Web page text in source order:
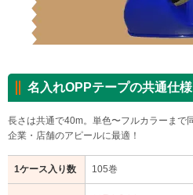
名入れOPPテープの共通仕様
長さは共通で40m。単色〜フルカラーま
企業・店舗のアピールに最適！
1ケース入り数 105巻